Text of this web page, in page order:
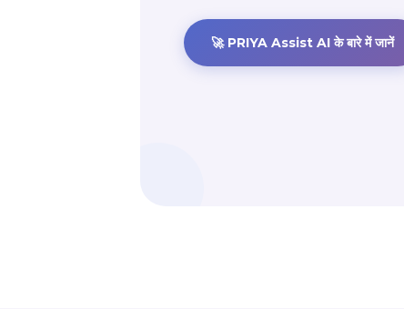
🚀 PRIYA Assist AI के बारे में जानें